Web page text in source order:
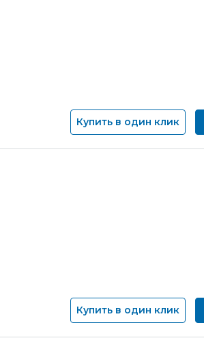
Купить в один клик
Купить в один клик